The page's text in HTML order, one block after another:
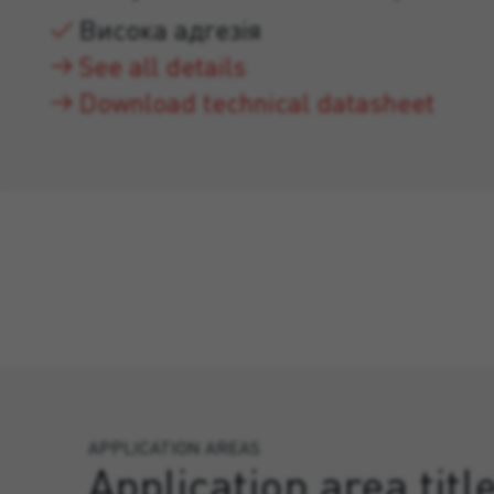
Висока адгезія
See all details
Download technical datasheet
APPLICATION AREAS